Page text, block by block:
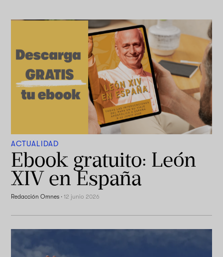
ACTUALIDAD
Ebook gratuito: León
XIV en España
Redacción Omnes ·12 junio 2026